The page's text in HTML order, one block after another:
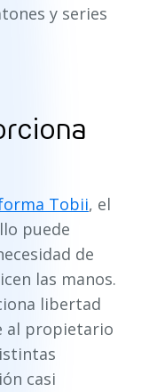
y series
Tobii, el
puede
de
las manos.
libertad
al propietario
casi